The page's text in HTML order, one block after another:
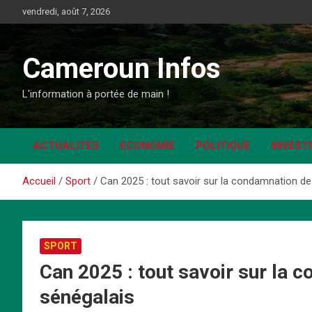
au
vendredi, août 7, 2026
Cameroun Infos
L'information à portée de main !
ACTUALITÉS ECONOMIE POLITIQUE
Accueil Sport Can 2025 : tout savoir sur la condamnation
SPORT
Can 2025 : tout savoir sur la
sénégalais